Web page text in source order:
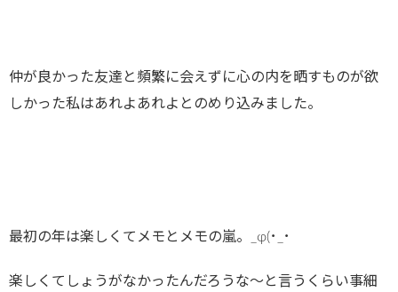
仲が良かった友達と頻繁に会えずに心の内を晒すものが欲
しかった私はあれよあれよとのめり込みました。
最初の年は楽しくてメモとメモの嵐。_φ(･_･
楽しくてしょうがなかったんだろうな〜と言うくらい事細